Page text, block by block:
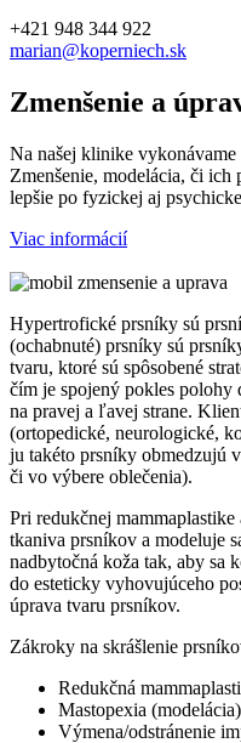
+421 948 344 922
marian@koperniech.sk
Zmenšenie a
Na našej klinike
Zmenšenie, modelácia, či
lepšie po fyzickej aj
Viac informácií
Hypertrofické prsníky sú
(ochabnuté) prsníky sú
tvaru, ktoré sú spôsobené
čím je spojený pokles polohy
na pravej a ľavej strane.
(ortopedické, neurologické,
ju takéto prsníky obmedzujú
či vo výbere oblečenia).
Pri redukčnej
tkaniva prsníkov a modeluje
nadbytočná koža tak, aby sa
do esteticky vyhovujúceho
úprava tvaru prsníkov.
Zákroky na skrášlenie
Redukčná
Mastopexia (modelácia)
Výmena/odstránenie